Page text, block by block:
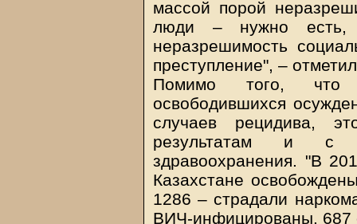
массой порой
люди – нужно есть,
неразрешимость
преступление", –
Помимо того, что
освободившихся
случаев рецидива,
результатам и с
здравоохранения. "В
Казахстане
1286 – страдали
ВИЧ-инфицированы. 687